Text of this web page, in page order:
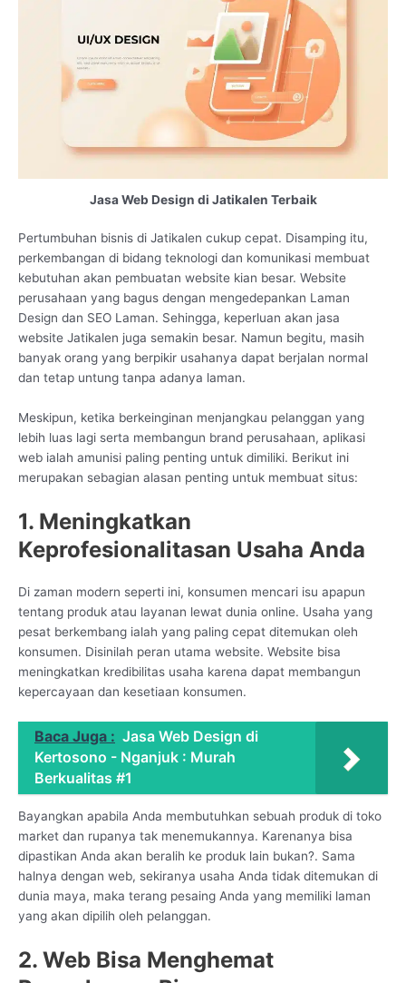
Jasa Web Design di Jatikalen Terbaik
Pertumbuhan bisnis di Jatikalen cukup cepat. Disamping itu,
perkembangan di bidang teknologi dan komunikasi membuat
kebutuhan akan pembuatan website kian besar. Website
perusahaan yang bagus dengan mengedepankan Laman
Design dan SEO Laman. Sehingga, keperluan akan jasa
website Jatikalen juga semakin besar. Namun begitu, masih
banyak orang yang berpikir usahanya dapat berjalan normal
dan tetap untung tanpa adanya laman.
Meskipun, ketika berkeinginan menjangkau pelanggan yang
lebih luas lagi serta membangun brand perusahaan, aplikasi
web ialah amunisi paling penting untuk dimiliki. Berikut ini
merupakan sebagian alasan penting untuk membuat situs:
1. Meningkatkan
Keprofesionalitasan Usaha Anda
Di zaman modern seperti ini, konsumen mencari isu apapun
tentang produk atau layanan lewat dunia online. Usaha yang
pesat berkembang ialah yang paling cepat ditemukan oleh
konsumen. Disinilah peran utama website. Website bisa
meningkatkan kredibilitas usaha karena dapat membangun
kepercayaan dan kesetiaan konsumen.
Baca Juga : Jasa Web Design di
Kertosono - Nganjuk : Murah
Berkualitas #1
Bayangkan apabila Anda membutuhkan sebuah produk di toko
market dan rupanya tak menemukannya. Karenanya bisa
dipastikan Anda akan beralih ke produk lain bukan?. Sama
halnya dengan web, sekiranya usaha Anda tidak ditemukan di
dunia maya, maka terang pesaing Anda yang memiliki laman
yang akan dipilih oleh pelanggan.
2. Web Bisa Menghemat